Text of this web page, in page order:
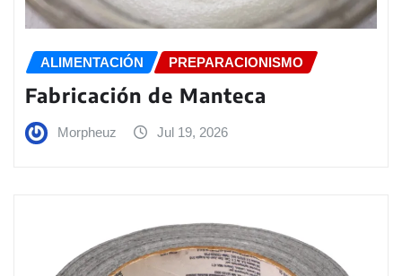
ALIMENTACIÓN PREPARACIONISMO
Fabricación de Manteca
Morpheuz Jul 19, 2026